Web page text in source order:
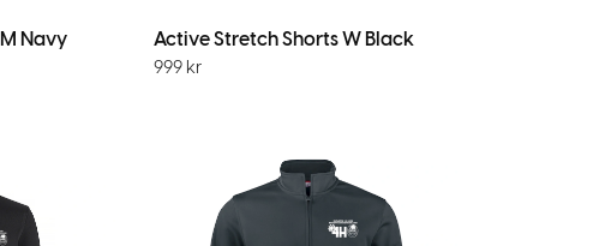
Navy Active Stretch Shorts W Black
999 kr